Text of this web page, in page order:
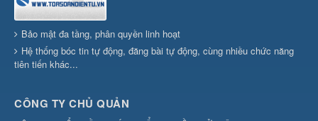
Bảo mật đa tầng, phân quyền linh hoạt
Hệ thống bóc tin tự động, đăng bài tự động, cùng nhiều chức năng
tiên tiến khác...
CÔNG TY CHỦ QUẢN